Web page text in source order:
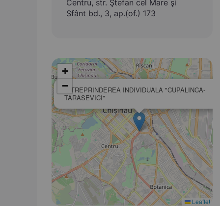
Centru, str. Ştefan cel Mare şi
Sfânt bd., 3, ap.(of.) 173
INTREPRINDEREA INDIVIDUALA "CUPALINCA-
TARASEVICI"
+
−
Leaflet